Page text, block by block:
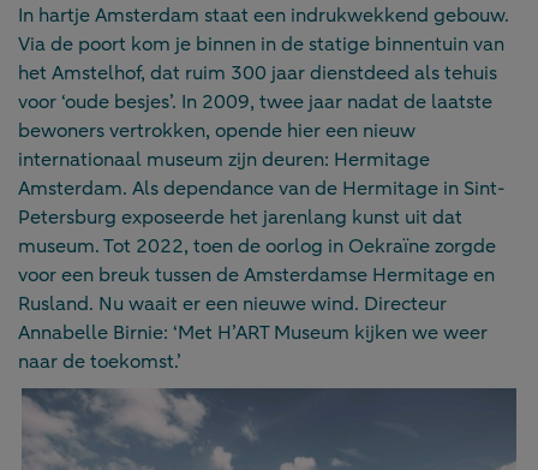
In hartje Amsterdam staat een indrukwekkend gebouw.
Via de poort kom je binnen in de statige binnentuin van
het Amstelhof, dat ruim 300 jaar dienstdeed als tehuis
voor ‘oude besjes’. In 2009, twee jaar nadat de laatste
bewoners vertrokken, opende hier een nieuw
internationaal museum zijn deuren: Hermitage
Amsterdam. Als dependance van de Hermitage in Sint-
Petersburg exposeerde het jarenlang kunst uit dat
museum. Tot 2022, toen de oorlog in Oekraïne zorgde
voor een breuk tussen de Amsterdamse Hermitage en
Rusland. Nu waait er een nieuwe wind. Directeur
Annabelle Birnie: ‘Met H’ART Museum kijken we weer
naar de toekomst.’